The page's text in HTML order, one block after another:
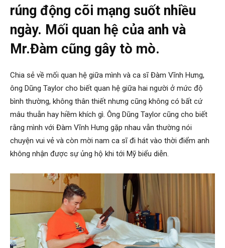
rúng động cõi mạng suốt nhiều
ngày. Mối quan hệ của anh và
Mr.Đàm cũng gây tò mò.
Chia sẻ về mối quan hệ giữa mình và ca sĩ Đàm Vĩnh Hưng,
ông Dũng Taylor cho biết quan hệ giữa hai người ở mức độ
bình thường, không thân thiết nhưng cũng không có bất cứ
mâu thuẫn hay hiềm khích gì. Ông Dũng Taylor cũng cho biết
rằng mình với Đàm Vĩnh Hưng gặp nhau vẫn thường nói
chuyện vui vẻ và còn mời nam ca sĩ đi hát vào thời điểm anh
không nhận được sự ủng hộ khi tới Mỹ biểu diễn.